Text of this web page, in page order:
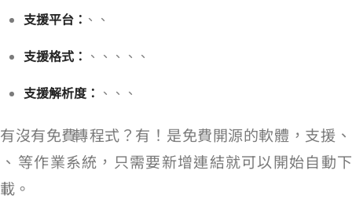
支援平台： YouTube、Facebook、Instagram
支援格式： MP4、WebM、MKV、M4A、AAC、OPUS
支援解析度： 1080p、720p、480p、360p
有沒有免費 YouTube 轉 MP4 程式？有！ 是免費開源的軟體，支援 Windows、macO
S、Linux 等作業系統，只需要新增連結就可以開始自動下
載。